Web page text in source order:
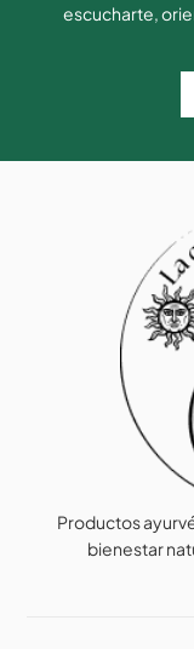
escucharte,
Productos
bienestar